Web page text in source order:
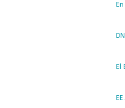
El